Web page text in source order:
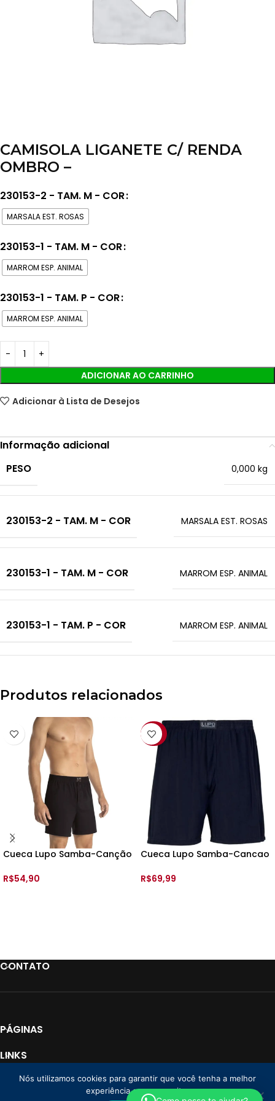
CAMISOLA LIGANETE C/ RENDA
OMBRO –
230153-2 - TAM. M - COR
MARSALA EST. ROSAS
230153-1 - TAM. M - COR
MARROM ESP. ANIMAL
230153-1 - TAM. P - COR
MARROM ESP. ANIMAL
ADICIONAR AO CARRINHO
Adicionar à Lista de Desejos
Informação adicional
PESO
0,000 kg
230153-2 - TAM. M - COR MARSALA EST. ROSAS
230153-1 - TAM. M - COR MARROM ESP. ANIMAL
230153-1 - TAM. P - COR MARROM ESP. ANIMAL
Produtos relacionados
Cueca Lupo Samba-Canção
R$54,90
-22%
Cueca Lupo Samba-Cancao
R$69,99
CONTATO
PÁGINAS
LINKS
PAGAMENTO
Loja Donna CNPJ: 35.766.478/0001-01 2025 Todos os direitos reservados. |
Nós utilizamos cookies para garantir que você tenha a melhor
experiência em nosso site.